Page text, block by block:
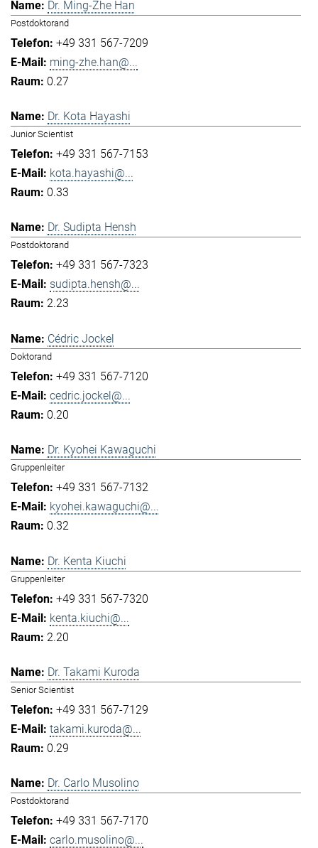
Dr. Ming-Zhe Han
Postdoktorand
+49 331 567-7209
ming-zhe.han@...
0.27
Dr. Kota Hayashi
Junior Scientist
+49 331 567-7153
kota.hayashi@...
0.33
Dr. Sudipta Hensh
Postdoktorand
+49 331 567-7323
sudipta.hensh@...
2.23
Cédric Jockel
Doktorand
+49 331 567-7120
cedric.jockel@...
0.20
Dr. Kyohei Kawaguchi
Gruppenleiter
+49 331 567-7132
kyohei.kawaguchi@...
0.32
Dr. Kenta Kiuchi
Gruppenleiter
+49 331 567-7320
kenta.kiuchi@...
2.20
Dr. Takami Kuroda
Senior Scientist
+49 331 567-7129
takami.kuroda@...
0.29
Dr. Carlo Musolino
Postdoktorand
+49 331 567-7170
carlo.musolino@...